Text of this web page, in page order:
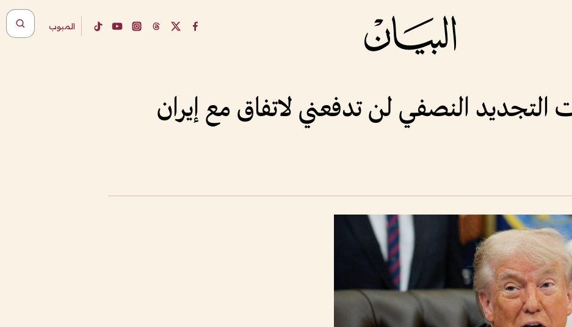
المبوب
التجديد النصفي لن تدفعني لاتفاق مع إيران